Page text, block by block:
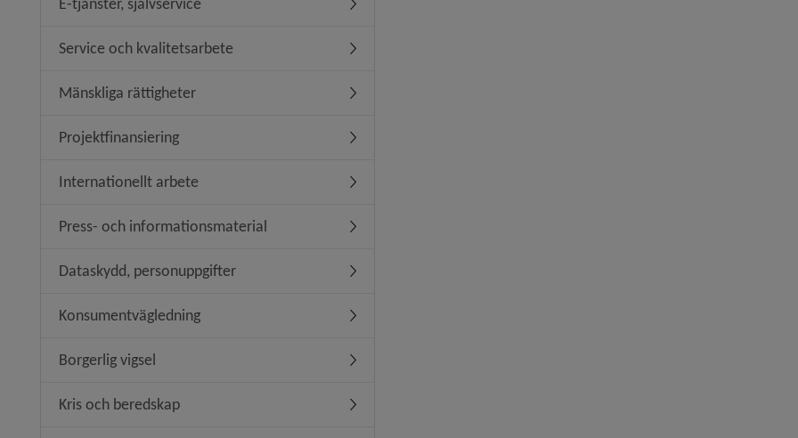
Undermeny för E-tjänster, självservice
Service och kvalitetsarbete Undermeny för Service och kvalitetsarbete
Mänskliga rättigheter Undermeny för Mänskliga rättigheter
Projektfinansiering Undermeny för Projektfinansiering
Internationellt arbete Undermeny för Internationellt arbete
Press- och informationsmaterial Undermeny för Press- och informationsmaterial
Dataskydd, personuppgifter Undermeny för Dataskydd, personuppgifter
Konsumentvägledning Undermeny för Konsumentvägledning
Borgerlig vigsel Undermeny för Borgerlig vigsel
Kris och beredskap Undermeny för Kris och beredskap